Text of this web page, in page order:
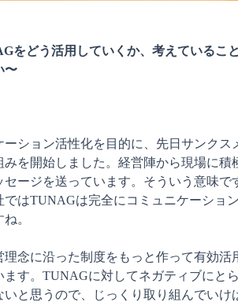
をどう活用していくか、考えているこ
〜
ーション活性化を目的に、先日サンクス
みを開始しました。経営陣から現場に積
セージを送っています。そういう意味で
ではTUNAGは完全にコミュニケーショ
。
理念に沿った制度をもっと作って有効活
ます。TUNAGに対してネガティブにと
いと思うので、じっくり取り組んでいけ